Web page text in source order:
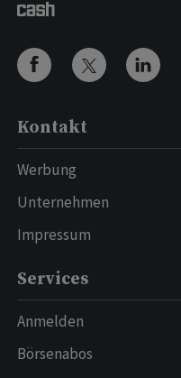
Kontakt
Werbung
Unternehmen
Impressum
Services
Anmelden
Börsenabos